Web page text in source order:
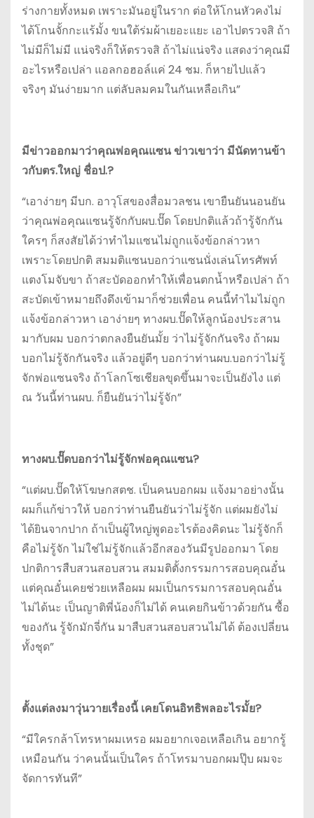
ร่างกายทั้งหมด เพราะมันอยู่ในราก ต่อให้โกนหัวคงไม่
ได้โกนจั้กกะแร้มั้ง ขนใต้ร่มผ้าเยอะแยะ เอาไปตรวจสิ ถ้า
ไม่มีก็ไม่มี แน่จริงก็ให้ตรวจสิ ถ้าไม่แน่จริง แสดงว่าคุณมี
อะไรหรือเปล่า แอลกอฮอล์แค่ 24 ชม. ก็หายไปแล้ว
จริงๆ มันง่ายมาก แต่ลับลมคมในกันเหลือเกิน”
มีข่าวออกมาว่าคุณพ่อคุณแซน ข่าวเขาว่า มีนัดทานข้า
วกับตร.ใหญ่ ชื่อป.?
“เอาง่ายๆ มีบก. อาวุโสของสื่อมวลชน เขายืนยันนอนยัน
ว่าคุณพ่อคุณแซนรู้จักกับผบ.ปั๊ด โดยปกติแล้วถ้ารู้จักกัน
ใครๆ ก็สงสัยได้ว่าทำไมแซนไม่ถูกแจ้งข้อกล่าวหา
เพราะโดยปกติ สมมติแซนบอกว่าแซนนั่งเล่นโทรศัพท์
แตงโมจับขา ถ้าสะบัดออกทำให้เพื่อนตกน้ำหรือเปล่า ถ้า
สะบัดเข้าหมายถึงดึงเข้ามาก็ช่วยเพื่อน คนนี้ทำไมไม่ถูก
แจ้งข้อกล่าวหา เอาง่ายๆ ทางผบ.ปั๊ดให้ลูกน้องประสาน
มากับผม บอกว่าตกลงยืนยันมั้ย ว่าไม่รู้จักกันจริง ถ้าผม
บอกไม่รู้จักกันจริง แล้วอยู่ดีๆ บอกว่าท่านผบ.บอกว่าไม่รู้
จักพ่อแซนจริง ถ้าโลกโซเชียลขุดขึ้นมาจะเป็นยังไง แต่
ณ วันนี้ท่านผบ. ก็ยืนยันว่าไม่รู้จัก”
ทางผบ.ปั๊ดบอกว่าไม่รู้จักพ่อคุณแซน?
“แต่ผบ.ปั๊ดให้โฆษกสตช. เป็นคนบอกผม แจ้งมาอย่างนั้น
ผมก็แก้ข่าวให้ บอกว่าท่านยืนยันว่าไม่รู้จัก แต่ผมยังไม่
ได้ยินจากปาก ถ้าเป็นผู้ใหญ่พูดอะไรต้องคิดนะ ไม่รู้จักก็
คือไม่รู้จัก ไม่ใช่ไม่รู้จักแล้วอีกสองวันมีรูปออกมา โดย
ปกติการสืบสวนสอบสวน สมมติตั้งกรรมการสอบคุณอั๋น
แต่คุณอั๋นเคยช่วยเหลือผม ผมเป็นกรรมการสอบคุณอั๋น
ไม่ได้นะ เป็นญาติพี่น้องก็ไม่ได้ คนเคยกินข้าวด้วยกัน ซื้อ
ของกัน รู้จักมักจี่กัน มาสืบสวนสอบสวนไม่ได้ ต้องเปลี่ยน
ทั้งชุด”
ตั้งแต่ลงมาวุ่นวายเรื่องนี้ เคยโดนอิทธิพลอะไรมั้ย?
“มีใครกล้าโทรหาผมเหรอ ผมอยากเจอเหลือเกิน อยากรู้
เหมือนกัน ว่าคนนั้นเป็นใคร ถ้าโทรมาบอกผมปุ๊บ ผมจะ
จัดการทันที”